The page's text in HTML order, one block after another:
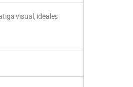
visual, ideales